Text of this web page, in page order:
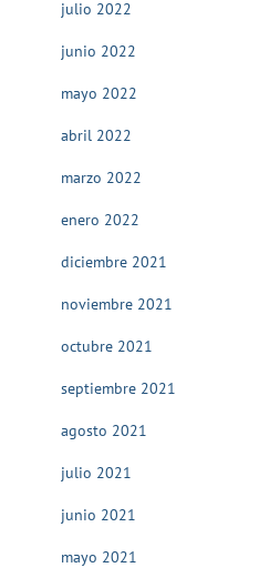
julio 2022
junio 2022
mayo 2022
abril 2022
marzo 2022
enero 2022
diciembre 2021
noviembre 2021
octubre 2021
septiembre 2021
agosto 2021
julio 2021
junio 2021
mayo 2021